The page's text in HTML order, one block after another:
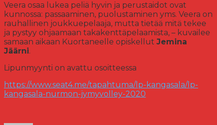
Veera osaa lukea peliä hyvin ja perustaidot ovat
kunnossa: passaaminen, puolustaminen yms. Veera on
rauhallinen joukkuepelaaja, mutta tietää mitä tekee
ja pystyy ohjaamaan takakenttäpelaamista, – kuvailee
samaan aikaan Kuortaneelle opiskellut Jemina
Jäärni.
Lipunmyynti on avattu osoitteessa
https://www.seat4.me/tapahtuma/lp-kangasala/lp-
kangasala-nurmon-jymyvolley-2020